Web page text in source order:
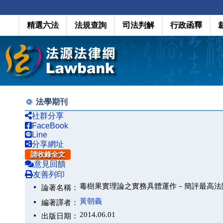
精選六法 法規查詢 司法判解 行政函釋
法學期刊
社群分享
FaceBook
Line
分享網址
請收錄全文
意見回饋
友善列印
論著名稱： 毒樹果實理論之實務具體運作－簡評最高
編著譯者： 黃朝義
出版日期： 2014.06.01